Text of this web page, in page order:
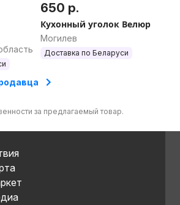
650 р.
Кухонный уголок Велюр
Могилев
Доставка по Беларуси
за предлагаемый товар.